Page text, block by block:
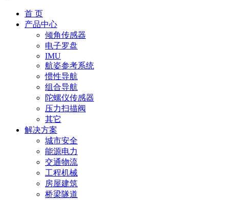
首 页
产品中心
倾角传感器
电子罗盘
IMU
航姿参考系统
惯性导航
组合导航
陀螺仪传感器
压力扫描阀
其它
解决方案
城市安全
能源电力
交通物流
工程机械
房屋建筑
桥梁隧道